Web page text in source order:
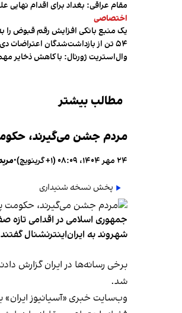
مقام عراقی: بغداد برای اقدام
اختصاصی
یک منبع بانکی افزایش رقم قبوض
۵۴ تن از بازداشت‌شدگان اعتراضات دی‌ماه در بند امنیتی زندان اردبیل به سر می‌برند
وال‌استریت ژورنال: با کاهش ذخایر
مطالب بیشتر
مردم جشن می‌گیرند،
۲۴ مهر ۱۴۰۴، ۰۸:۰۹ (‎+۱ گرینویچ) •
پخش نسخه شنیداری
جمهوری اسلامی در اقدامی تازه
شهروند به ایران‌اینترنشنال
شد.
وب‌سایت خبری «آسیانیوز